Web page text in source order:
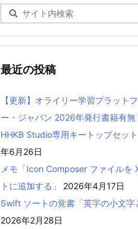
最近の投稿
【更新】オライリー学習プラット
ー・ジャパン 2026年発行書籍有無
HHKB Studio専用キートップセッ
年6月26日
メモ「Icon Composer ファイルを
トに追加する」
2026年4月17日
Swift ソートの覚書「英字の小文字
2026年2月28日